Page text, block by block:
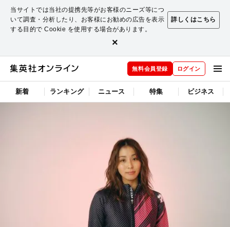
当サイトでは当社の提携先等がお客様のニーズ等につ
いて調査・分析したり、お客様にお勧めの広告を表示
する目的で Cookie を使用する場合があります。
詳しくはこちら
×
無料会員登録 ログイン
新着 ランキング ニュース 特集 ビジネス